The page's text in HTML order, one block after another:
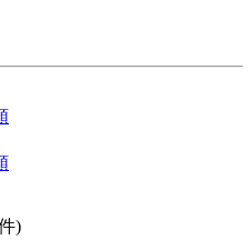
)